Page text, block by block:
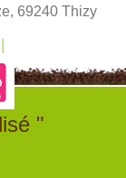
69240 Thizy
"